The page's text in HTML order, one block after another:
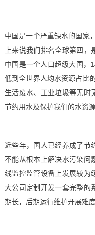
中国是一个严重缺水的国家
上来说我们排名全球第四，
中国是一个人口超级大国，
低到全世界人均水资源占比
生活废水、工业垃圾等无时
节约用水及保护我们的水资
近些年，国人已经养成了节
不能从根本上解决水污染问
线监控监管设备上发展较为
大公司定制开发一套完整的
期长，后期运行维护开展难度